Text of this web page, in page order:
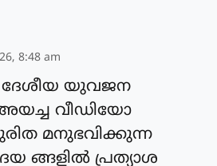
8:48 am
ദേശീയ യുവജന
വീഡിയോ
മനുഭവിക്കുന്ന
ങ്ങളില്‍ പ്രത്യാശ